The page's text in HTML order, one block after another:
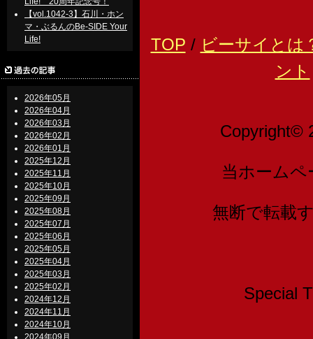
【vol.1042-3】石川・ホン
マ・ぶるんのBe-SIDE Your
Life!
2026年05月
2026年04月
2026年03月
2026年02月
2026年01月
2025年12月
2025年11月
2025年10月
2025年09月
2025年08月
2025年07月
2025年06月
2025年05月
2025年04月
2025年03月
2025年02月
2024年12月
2024年11月
2024年10月
2024年09月
TOP / ビーサイとは
ント
Copyright©
当ホーム
無断で転載
Special